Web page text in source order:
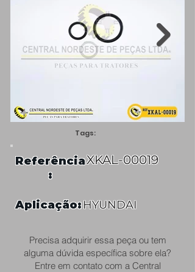
Tags:
Referência
:
XKAL-00019
Aplicação:HYUNDAI
Precisa adquirir essa peça ou tem
alguma dúvida específica sobre ela?
Entre em contato com a Central